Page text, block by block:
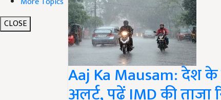
CLOSE
Aaj Ka Mausam: देश के
अलर्ट, पढ़ें IMD की ताजा